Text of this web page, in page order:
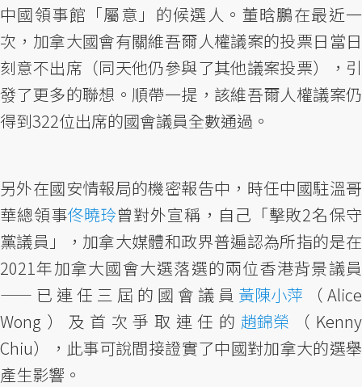
中國領事館「屬意」的候選人。董晗鵬在最近一
次，加拿大國會有關維吾爾人權議案的投票日當日
刻意不出席（同天他仍參與了其他議案投票），引
發了更多的聯想。順帶一提，該維吾爾人權議案仍
得到322位出席的國會議員全數通過。
另外在國安情報局的機密報告中，時任中國駐溫哥
華總領事佟曉玲曾對外宣稱，自己「擊敗2名保守
黨議員」，加拿大媒體和政界普遍認為所指的是在
2021年加拿大國會大選落選的兩位香港背景議員
——已連任三屆的國會議員 黃陳小萍 （Alice
Wong）及首次爭取連任的 趙錦榮 （Kenny
Chiu），此事可說間接證實了中國對加拿大的選舉
產生影響。